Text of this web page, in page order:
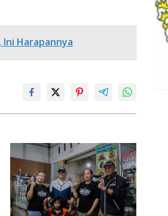
Ini Harapannya